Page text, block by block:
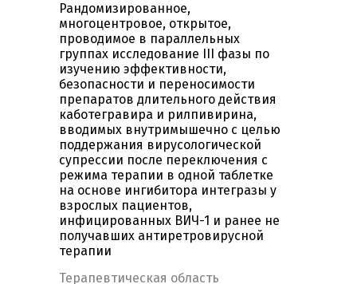
Рандомизированное,
многоцентровое, открытое,
проводимое в параллельных
группах исследование III фазы по
изучению эффективности,
безопасности и переносимости
препаратов длительного действия
каботегравира и рилпивирина,
вводимых внутримышечно с целью
поддержания вирусологической
супрессии после переключения с
режима терапии в одной таблетке
на основе ингибитора интегразы у
взрослых пациентов,
инфицированных ВИЧ-1 и ранее не
получавших антиретровирусной
терапии
Терапевтическая область